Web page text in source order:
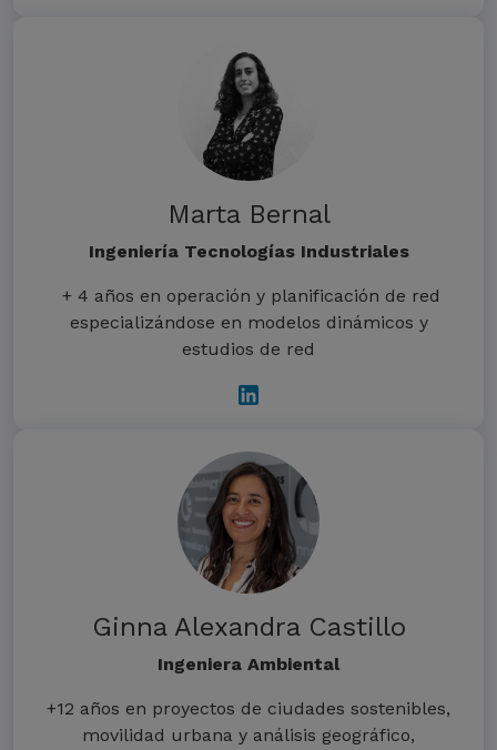
Marta Bernal
Ingeniería Tecnologías Industriales
+ 4 años en operación y planificación de red
especializándose en modelos dinámicos y
estudios de red
Ginna Alexandra Castillo
Ingeniera Ambiental
+12 años en proyectos de ciudades sostenibles,
movilidad urbana y análisis geográfico,